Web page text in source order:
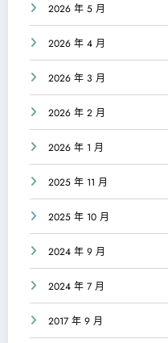
2026 年 5 月
2026 年 4 月
2026 年 3 月
2026 年 2 月
2026 年 1 月
2025 年 11 月
2025 年 10 月
2024 年 9 月
2024 年 7 月
2017 年 9 月